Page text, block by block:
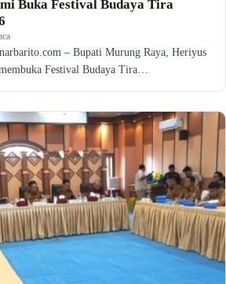
Buka Festival Budaya Tira
– Bupati Murung Raya, Heriyus
Festival Budaya Tira…